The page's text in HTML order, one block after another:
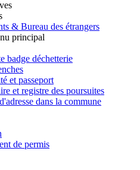
& Bureau des étrangers
principal
badge déchetterie
et passeport
et registre des poursuites
dans la commune
de permis